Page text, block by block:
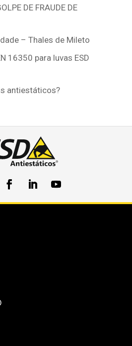
DE FRAUDE DE
– Thales de Mileto
16350 para luvas ESD
antiestáticos?